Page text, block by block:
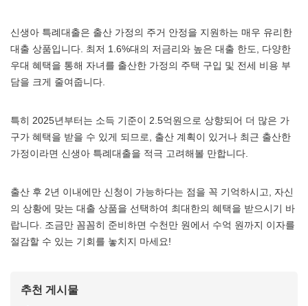
신생아 특례대출은 출산 가정의 주거 안정을 지원하는 매우 유리한
대출 상품입니다. 최저 1.6%대의 저금리와 높은 대출 한도, 다양한
우대 혜택을 통해 자녀를 출산한 가정의 주택 구입 및 전세 비용 부
담을 크게 줄여줍니다.
특히 2025년부터는 소득 기준이 2.5억원으로 상향되어 더 많은 가
구가 혜택을 받을 수 있게 되므로, 출산 계획이 있거나 최근 출산한
가정이라면 신생아 특례대출을 적극 고려해볼 만합니다.
출산 후 2년 이내에만 신청이 가능하다는 점을 꼭 기억하시고, 자신
의 상황에 맞는 대출 상품을 선택하여 최대한의 혜택을 받으시기 바
랍니다. 조금만 꼼꼼히 준비하면 수천만 원에서 수억 원까지 이자를
절감할 수 있는 기회를 놓치지 마세요!
추천 게시물